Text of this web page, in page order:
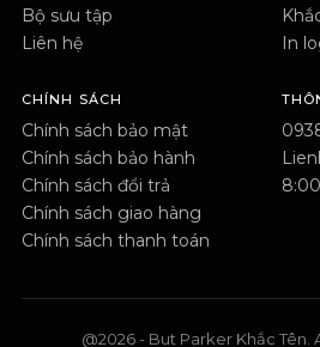
Bộ sưu tập
Liên hệ
In
CHÍNH SÁCH
Chính sách bảo mật
Chính sách bảo hành
Chính sách đổi trả
Chính sách giao hàng
Chính sách thanh toán
@2026 - But Parker Khắc Tên.